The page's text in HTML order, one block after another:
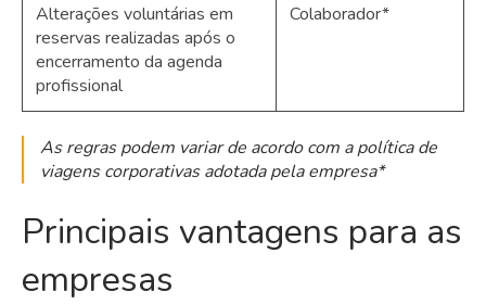
Alterações voluntárias em
reservas realizadas após o
encerramento da agenda
profissional
Colaborador*
As regras podem variar de acordo com a política de
viagens corporativas adotada pela empresa*
Principais vantagens para as
empresas